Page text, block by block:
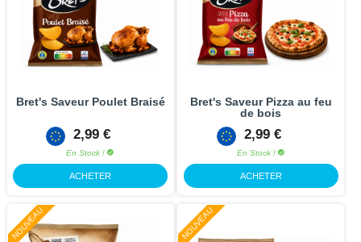
Bret's Saveur Poulet Braisé
2,99 €
En Stock !
ACHETER
Bret's Saveur Pizza au feu
de bois
2,99 €
En Stock !
ACHETER
NOUVEAU NOUVEAU